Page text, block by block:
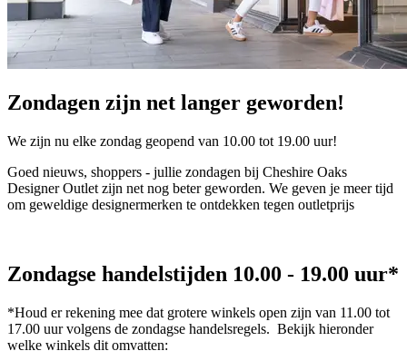
Zondagen zijn net langer geworden!
We zijn nu elke zondag geopend van 10.00 tot 19.00 uur!
Goed nieuws, shoppers - jullie zondagen bij Cheshire Oaks
Designer Outlet zijn net nog beter geworden. We geven je meer tijd
om geweldige designermerken te ontdekken tegen outletprijs
Zondagse handelstijden 10.00 - 19.00 uur*
*Houd er rekening mee dat grotere winkels open zijn van 11.00 tot
17.00 uur volgens de zondagse handelsregels. Bekijk hieronder
welke winkels dit omvatten: